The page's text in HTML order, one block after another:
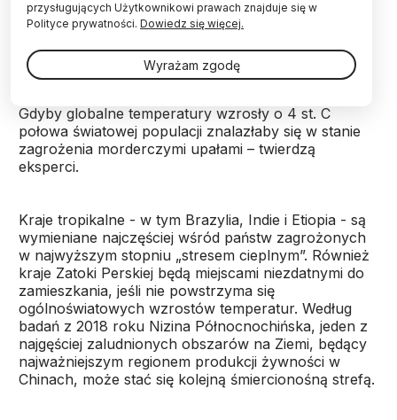
klimatycznego COP26 w Glasgow wskazują na
realny 15-krotny wzrost liczby ludności
Gdyby globalne temperatury wzrosły o 4 st. C
połowa światowej populacji znalazłaby się w stanie
zagrożenia morderczymi upałami – twierdzą
eksperci.
Kraje tropikalne - w tym Brazylia, Indie i Etiopia - są
wymieniane najczęściej wśród państw zagrożonych
w najwyższym stopniu „stresem cieplnym”. Również
kraje Zatoki Perskiej będą miejscami niezdatnymi do
zamieszkania, jeśli nie powstrzyma się
ogólnoświatowych wzrostów temperatur. Według
badań z 2018 roku Nizina Północnochińska, jeden z
najgęściej zaludnionych obszarów na Ziemi, będący
najważniejszym regionem produkcji żywności w
Chinach, może stać się kolejną śmiercionośną strefą.
przysługujących Użytkownikowi prawach znajduje się w
Polityce prywatności. Dowiedz się więcej.
Wyrażam zgodę